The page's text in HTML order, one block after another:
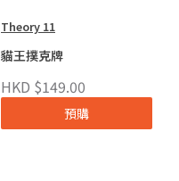
Theory 11
貓王撲克牌
HKD $149.00
預購